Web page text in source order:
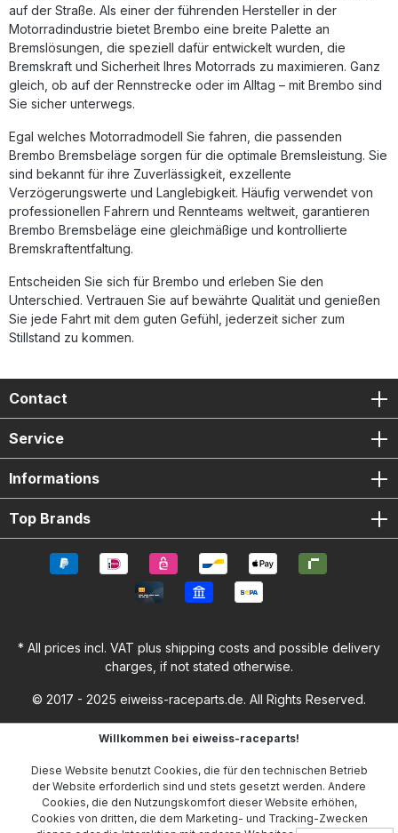
auf der Straße. Als einer der führenden Hersteller in der
Motorradindustrie bietet Brembo eine breite Palette an
Bremslösungen, die speziell dafür entwickelt wurden, die
Bremskraft und Sicherheit Ihres Motorrads zu maximieren. Ganz
gleich, ob auf der Rennstrecke oder im Alltag – mit Brembo sind
Sie sicher unterwegs.
Egal welches Motorradmodell Sie fahren, die passenden
Brembo Bremsbeläge sorgen für die optimale Bremsleistung. Sie
sind bekannt für ihre Zuverlässigkeit, exzellente
Verzögerungswerte und Langlebigkeit. Häufig verwendet von
professionellen Fahrern und Rennteams weltweit, garantieren
Brembo Bremsbeläge eine gleichmäßige und kontrollierte
Bremskraftentfaltung.
Entscheiden Sie sich für Brembo und erleben Sie den
Unterschied. Vertrauen Sie auf bewährte Qualität und genießen
Sie jede Fahrt mit dem guten Gefühl, jederzeit sicher zum
Stillstand zu kommen.
Contact
Service
Informations
Top Brands
* All prices incl. VAT plus shipping costs and possible delivery
charges, if not stated otherwise.
© 2017 - 2025 eiweiss-raceparts.de. All Rights Reserved.
Willkommen bei eiweiss-raceparts!
Diese Website benutzt Cookies, die für den technischen Betrieb
der Website erforderlich sind und stets gesetzt werden. Andere
Cookies, die den Nutzungskomfort dieser Website erhöhen,
Cookies von dritten, die dem Marketing- und Tracking-Zwecken